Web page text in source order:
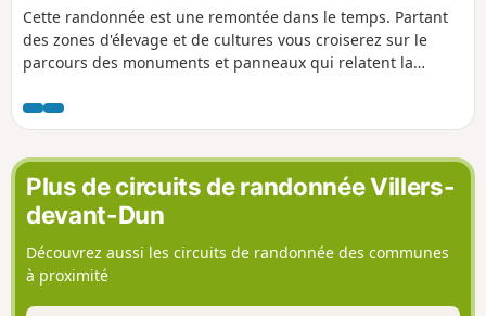
Cette randonnée est une remontée dans le temps. Partant
des zones d'élevage et de cultures vous croiserez sur le
parcours des monuments et panneaux qui relatent la
Stonne en mai 1940. Vous passerez par le XIIe siècle avec la
Chartreuse du Mont-Dieu, la forêt et les censes qui en
dépendaient et terminerez le circuit sur le chemin romain
qui menait de Reims à Trêves.
Plus de circuits de randonnée Villers-
devant-Dun
Découvrez aussi les circuits de randonnée des communes
à proximité